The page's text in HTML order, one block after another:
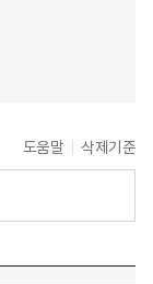
도움말 삭제기준